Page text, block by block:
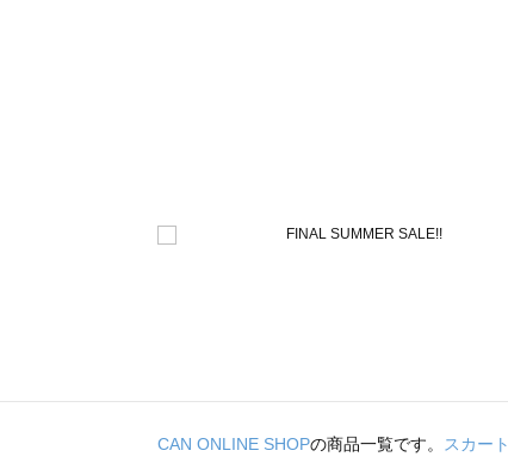
CAN ONLINE SHOPの商品一覧です。 スカート